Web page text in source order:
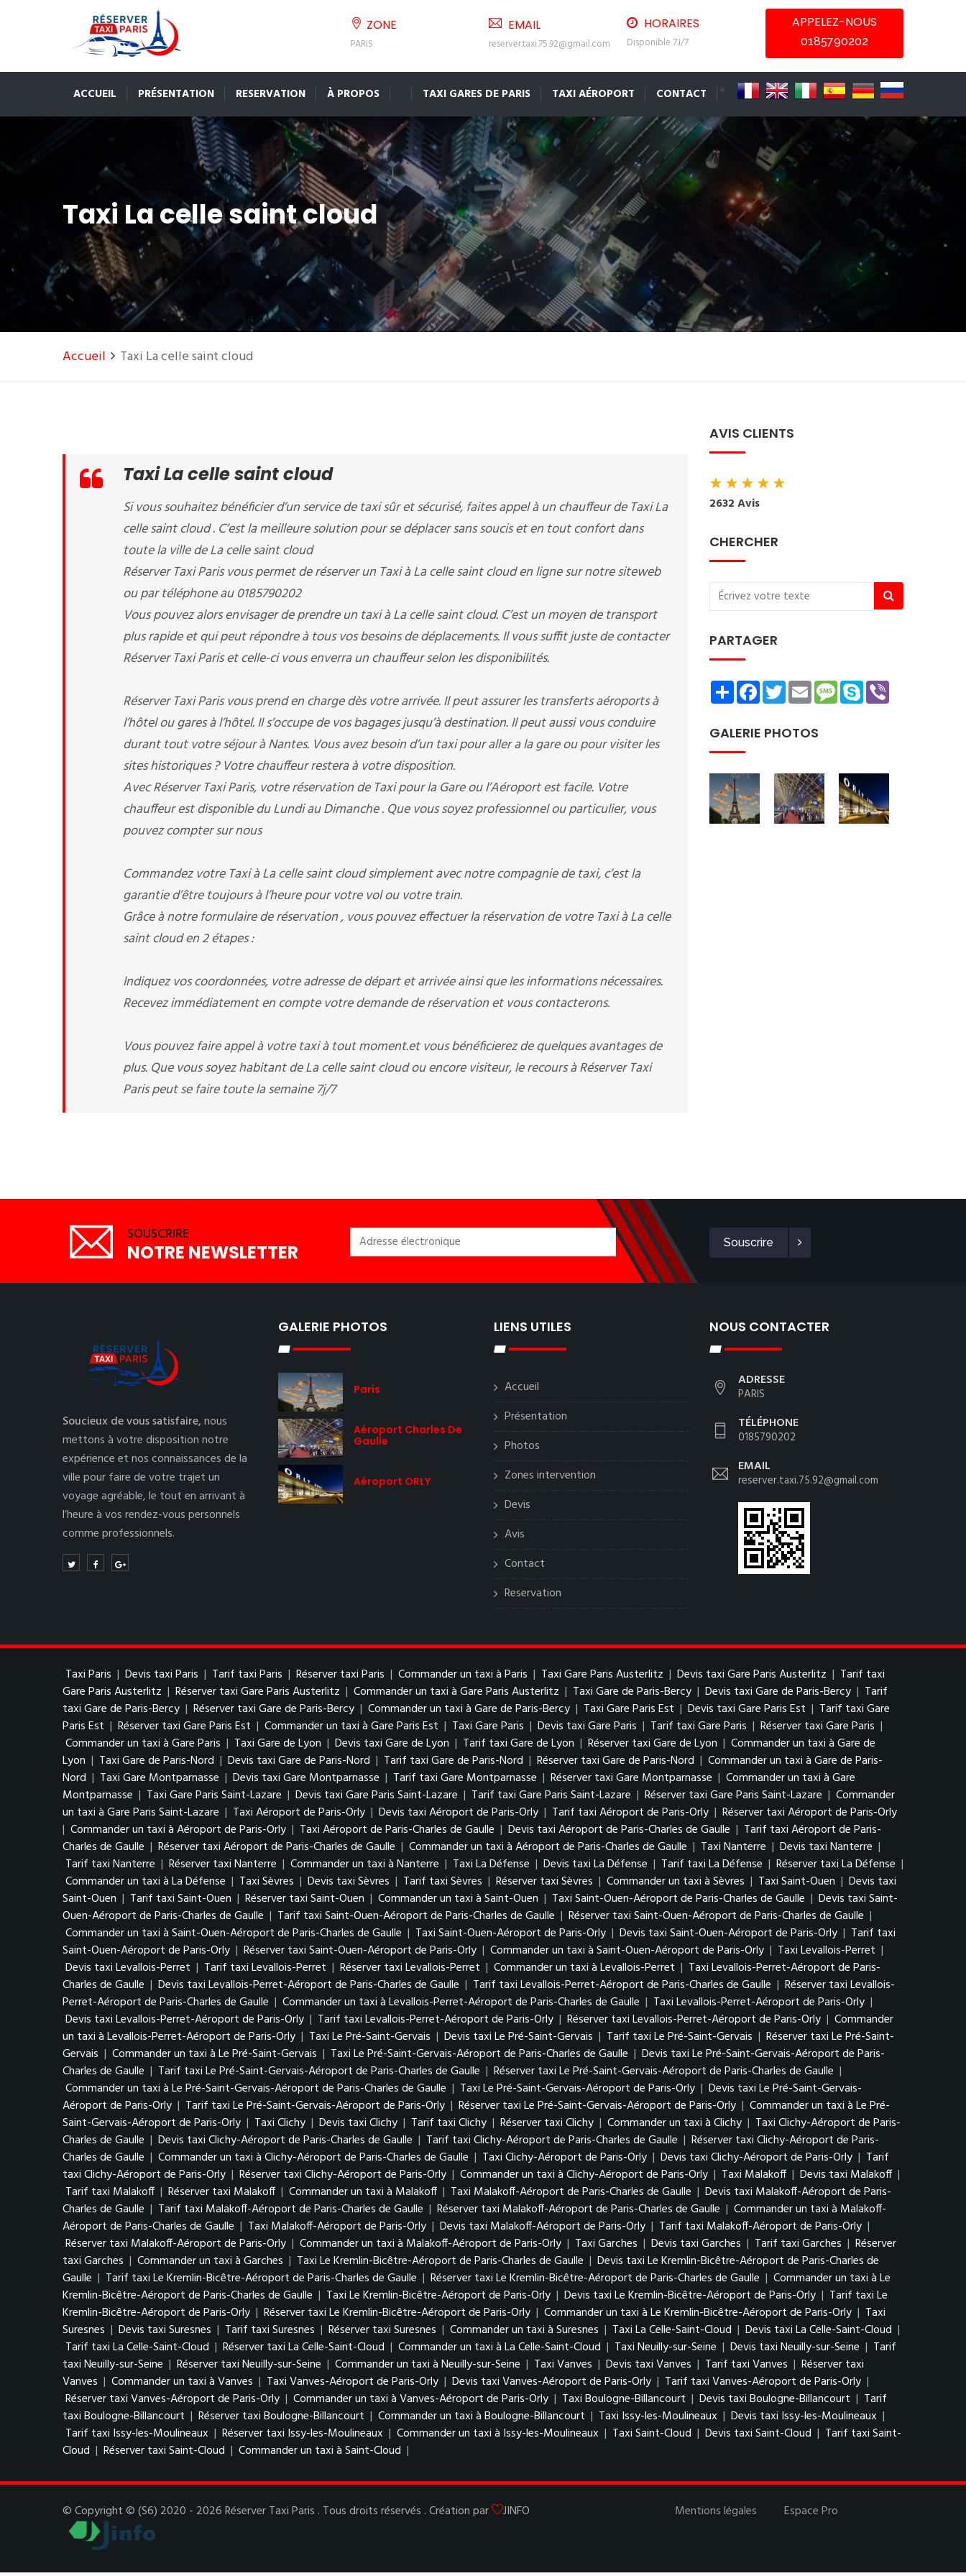
ZONE
PARIS
EMAIL
reserver.taxi.75.92@gmail.com
HORAIRES
Disponible 7J/7
APPELEZ-NOUS
0185790202
ACCUEIL PRÉSENTATION RESERVATION À PROPOS TAXI GARES DE PARIS TAXI AÉROPORT CONTACT
Taxi La celle saint cloud
Accueil Taxi La celle saint cloud
Taxi La celle saint cloud
Si vous souhaitez bénéficier d’un service de taxi sûr et sécurisé, faites appel à un chauffeur de Taxi La
celle saint cloud . C’est la meilleure solution pour se déplacer sans soucis et en tout confort dans
toute la ville de La celle saint cloud
Réserver Taxi Paris vous permet de réserver un Taxi à La celle saint cloud en ligne sur notre siteweb
ou par téléphone au 0185790202
Vous pouvez alors envisager de prendre un taxi à La celle saint cloud. C’est un moyen de transport
plus rapide et qui peut répondre à tous vos besoins de déplacements. Il vous suffit juste de contacter
Réserver Taxi Paris et celle-ci vous enverra un chauffeur selon les disponibilités.
Réserver Taxi Paris vous prend en charge dès votre arrivée. Il peut assurer les transferts aéroports à
l’hôtel ou gares à l’hôtel. Il s’occupe de vos bagages jusqu’à destination. Il peut aussi vous conduire
durant tout votre séjour à Nantes. Vous avez besoin d’un taxi pour aller a la gare ou pour visiter les
sites historiques ? Votre chauffeur restera à votre disposition.
Avec Réserver Taxi Paris, votre réservation de Taxi pour la Gare ou l’Aéroport est facile. Votre
chauffeur est disponible du Lundi au Dimanche . Que vous soyez professionnel ou particulier, vous
pouvez compter sur nous
Commandez votre Taxi à La celle saint cloud simplement avec notre compagnie de taxi, c’est la
garantie d’être toujours à l’heure pour votre vol ou votre train.
Grâce à notre formulaire de réservation , vous pouvez effectuer la réservation de votre Taxi à La celle
saint cloud en 2 étapes :
Indiquez vos coordonnées, votre adresse de départ et arrivée ainsi que les informations nécessaires.
Recevez immédiatement en compte votre demande de réservation et vous contacterons.
Vous pouvez faire appel à votre taxi à tout moment.et vous bénéficierez de quelques avantages de
plus. Que vous soyez habitant de La celle saint cloud ou encore visiteur, le recours à Réserver Taxi
Paris peut se faire toute la semaine 7j/7
AVIS CLIENTS
★★★★★
2632 Avis
CHERCHER
PARTAGER
ShareFacebookTwitterEmailMessage
Skype
GALERIE PHOTOS
SOUSCRIRE
NOTRE NEWSLETTER Souscrire
Soucieux de vous satisfaire,nous
mettons à votre disposition notre
expérience et nos connaissances de la
ville pour faire de votre trajet un
voyage agréable, le tout en arrivant à
l’heure à vos rendez-vous personnels
comme professionnels.
GALERIE PHOTOS
Paris
Aéroport Charles De
Gaulle
Aéroport ORLY
LIENS UTILES
Accueil
Présentation
Photos
Zones intervention
Devis
Avis
Contact
Reservation
NOUS CONTACTER
ADRESSE
PARIS
TÉLÉPHONE
0185790202
EMAIL
reserver.taxi.75.92@gmail.com
Taxi Paris | Devis taxi Paris | Tarif taxi Paris | Réserver taxi Paris | Commander un taxi à Paris | Taxi Gare Paris Austerlitz | Devis taxi Gare Paris Austerlitz | Tarif taxi
Gare Paris Austerlitz | Réserver taxi Gare Paris Austerlitz | Commander un taxi à Gare Paris Austerlitz | Taxi Gare de Paris-Bercy | Devis taxi Gare de Paris-Bercy | Tarif
taxi Gare de Paris-Bercy | Réserver taxi Gare de Paris-Bercy | Commander un taxi à Gare de Paris-Bercy | Taxi Gare Paris Est | Devis taxi Gare Paris Est | Tarif taxi Gare
Paris Est | Réserver taxi Gare Paris Est | Commander un taxi à Gare Paris Est | Taxi Gare Paris | Devis taxi Gare Paris | Tarif taxi Gare Paris | Réserver taxi Gare Paris |
Commander un taxi à Gare Paris | Taxi Gare de Lyon | Devis taxi Gare de Lyon | Tarif taxi Gare de Lyon | Réserver taxi Gare de Lyon | Commander un taxi à Gare de
Lyon | Taxi Gare de Paris-Nord | Devis taxi Gare de Paris-Nord | Tarif taxi Gare de Paris-Nord | Réserver taxi Gare de Paris-Nord | Commander un taxi à Gare de Paris-
Nord | Taxi Gare Montparnasse | Devis taxi Gare Montparnasse | Tarif taxi Gare Montparnasse | Réserver taxi Gare Montparnasse | Commander un taxi à Gare
Montparnasse | Taxi Gare Paris Saint-Lazare | Devis taxi Gare Paris Saint-Lazare | Tarif taxi Gare Paris Saint-Lazare | Réserver taxi Gare Paris Saint-Lazare | Commander
un taxi à Gare Paris Saint-Lazare | Taxi Aéroport de Paris-Orly | Devis taxi Aéroport de Paris-Orly | Tarif taxi Aéroport de Paris-Orly | Réserver taxi Aéroport de Paris-Orly
| Commander un taxi à Aéroport de Paris-Orly | Taxi Aéroport de Paris-Charles de Gaulle | Devis taxi Aéroport de Paris-Charles de Gaulle | Tarif taxi Aéroport de Paris-
Charles de Gaulle | Réserver taxi Aéroport de Paris-Charles de Gaulle | Commander un taxi à Aéroport de Paris-Charles de Gaulle | Taxi Nanterre | Devis taxi Nanterre |
Tarif taxi Nanterre | Réserver taxi Nanterre | Commander un taxi à Nanterre | Taxi La Défense | Devis taxi La Défense | Tarif taxi La Défense | Réserver taxi La Défense |
Commander un taxi à La Défense | Taxi Sèvres | Devis taxi Sèvres | Tarif taxi Sèvres | Réserver taxi Sèvres | Commander un taxi à Sèvres | Taxi Saint-Ouen | Devis taxi
Saint-Ouen | Tarif taxi Saint-Ouen | Réserver taxi Saint-Ouen | Commander un taxi à Saint-Ouen | Taxi Saint-Ouen-Aéroport de Paris-Charles de Gaulle | Devis taxi Saint-
Ouen-Aéroport de Paris-Charles de Gaulle | Tarif taxi Saint-Ouen-Aéroport de Paris-Charles de Gaulle | Réserver taxi Saint-Ouen-Aéroport de Paris-Charles de Gaulle |
Commander un taxi à Saint-Ouen-Aéroport de Paris-Charles de Gaulle | Taxi Saint-Ouen-Aéroport de Paris-Orly | Devis taxi Saint-Ouen-Aéroport de Paris-Orly | Tarif taxi
Saint-Ouen-Aéroport de Paris-Orly | Réserver taxi Saint-Ouen-Aéroport de Paris-Orly | Commander un taxi à Saint-Ouen-Aéroport de Paris-Orly | Taxi Levallois-Perret |
Devis taxi Levallois-Perret | Tarif taxi Levallois-Perret | Réserver taxi Levallois-Perret | Commander un taxi à Levallois-Perret | Taxi Levallois-Perret-Aéroport de Paris-
Charles de Gaulle | Devis taxi Levallois-Perret-Aéroport de Paris-Charles de Gaulle | Tarif taxi Levallois-Perret-Aéroport de Paris-Charles de Gaulle | Réserver taxi Levallois-
Perret-Aéroport de Paris-Charles de Gaulle | Commander un taxi à Levallois-Perret-Aéroport de Paris-Charles de Gaulle | Taxi Levallois-Perret-Aéroport de Paris-Orly |
Devis taxi Levallois-Perret-Aéroport de Paris-Orly | Tarif taxi Levallois-Perret-Aéroport de Paris-Orly | Réserver taxi Levallois-Perret-Aéroport de Paris-Orly | Commander
un taxi à Levallois-Perret-Aéroport de Paris-Orly | Taxi Le Pré-Saint-Gervais | Devis taxi Le Pré-Saint-Gervais | Tarif taxi Le Pré-Saint-Gervais | Réserver taxi Le Pré-Saint-
Gervais | Commander un taxi à Le Pré-Saint-Gervais | Taxi Le Pré-Saint-Gervais-Aéroport de Paris-Charles de Gaulle | Devis taxi Le Pré-Saint-Gervais-Aéroport de Paris-
Charles de Gaulle | Tarif taxi Le Pré-Saint-Gervais-Aéroport de Paris-Charles de Gaulle | Réserver taxi Le Pré-Saint-Gervais-Aéroport de Paris-Charles de Gaulle |
Commander un taxi à Le Pré-Saint-Gervais-Aéroport de Paris-Charles de Gaulle | Taxi Le Pré-Saint-Gervais-Aéroport de Paris-Orly | Devis taxi Le Pré-Saint-Gervais-
Aéroport de Paris-Orly | Tarif taxi Le Pré-Saint-Gervais-Aéroport de Paris-Orly | Réserver taxi Le Pré-Saint-Gervais-Aéroport de Paris-Orly | Commander un taxi à Le Pré-
Saint-Gervais-Aéroport de Paris-Orly | Taxi Clichy | Devis taxi Clichy | Tarif taxi Clichy | Réserver taxi Clichy | Commander un taxi à Clichy | Taxi Clichy-Aéroport de Paris-
Charles de Gaulle | Devis taxi Clichy-Aéroport de Paris-Charles de Gaulle | Tarif taxi Clichy-Aéroport de Paris-Charles de Gaulle | Réserver taxi Clichy-Aéroport de Paris-
Charles de Gaulle | Commander un taxi à Clichy-Aéroport de Paris-Charles de Gaulle | Taxi Clichy-Aéroport de Paris-Orly | Devis taxi Clichy-Aéroport de Paris-Orly | Tarif
taxi Clichy-Aéroport de Paris-Orly | Réserver taxi Clichy-Aéroport de Paris-Orly | Commander un taxi à Clichy-Aéroport de Paris-Orly | Taxi Malakoff | Devis taxi Malakoff |
Tarif taxi Malakoff | Réserver taxi Malakoff | Commander un taxi à Malakoff | Taxi Malakoff-Aéroport de Paris-Charles de Gaulle | Devis taxi Malakoff-Aéroport de Paris-
Charles de Gaulle | Tarif taxi Malakoff-Aéroport de Paris-Charles de Gaulle | Réserver taxi Malakoff-Aéroport de Paris-Charles de Gaulle | Commander un taxi à Malakoff-
Aéroport de Paris-Charles de Gaulle | Taxi Malakoff-Aéroport de Paris-Orly | Devis taxi Malakoff-Aéroport de Paris-Orly | Tarif taxi Malakoff-Aéroport de Paris-Orly |
Réserver taxi Malakoff-Aéroport de Paris-Orly | Commander un taxi à Malakoff-Aéroport de Paris-Orly | Taxi Garches | Devis taxi Garches | Tarif taxi Garches | Réserver
taxi Garches | Commander un taxi à Garches | Taxi Le Kremlin-Bicêtre-Aéroport de Paris-Charles de Gaulle | Devis taxi Le Kremlin-Bicêtre-Aéroport de Paris-Charles de
Gaulle | Tarif taxi Le Kremlin-Bicêtre-Aéroport de Paris-Charles de Gaulle | Réserver taxi Le Kremlin-Bicêtre-Aéroport de Paris-Charles de Gaulle | Commander un taxi à Le
Kremlin-Bicêtre-Aéroport de Paris-Charles de Gaulle | Taxi Le Kremlin-Bicêtre-Aéroport de Paris-Orly | Devis taxi Le Kremlin-Bicêtre-Aéroport de Paris-Orly | Tarif taxi Le
Kremlin-Bicêtre-Aéroport de Paris-Orly | Réserver taxi Le Kremlin-Bicêtre-Aéroport de Paris-Orly | Commander un taxi à Le Kremlin-Bicêtre-Aéroport de Paris-Orly | Taxi
Suresnes | Devis taxi Suresnes | Tarif taxi Suresnes | Réserver taxi Suresnes | Commander un taxi à Suresnes | Taxi La Celle-Saint-Cloud | Devis taxi La Celle-Saint-Cloud |
Tarif taxi La Celle-Saint-Cloud | Réserver taxi La Celle-Saint-Cloud | Commander un taxi à La Celle-Saint-Cloud | Taxi Neuilly-sur-Seine | Devis taxi Neuilly-sur-Seine | Tarif
taxi Neuilly-sur-Seine | Réserver taxi Neuilly-sur-Seine | Commander un taxi à Neuilly-sur-Seine | Taxi Vanves | Devis taxi Vanves | Tarif taxi Vanves | Réserver taxi
Vanves | Commander un taxi à Vanves | Taxi Vanves-Aéroport de Paris-Orly | Devis taxi Vanves-Aéroport de Paris-Orly | Tarif taxi Vanves-Aéroport de Paris-Orly |
Réserver taxi Vanves-Aéroport de Paris-Orly | Commander un taxi à Vanves-Aéroport de Paris-Orly | Taxi Boulogne-Billancourt | Devis taxi Boulogne-Billancourt | Tarif
taxi Boulogne-Billancourt | Réserver taxi Boulogne-Billancourt | Commander un taxi à Boulogne-Billancourt | Taxi Issy-les-Moulineaux | Devis taxi Issy-les-Moulineaux |
Tarif taxi Issy-les-Moulineaux | Réserver taxi Issy-les-Moulineaux | Commander un taxi à Issy-les-Moulineaux | Taxi Saint-Cloud | Devis taxi Saint-Cloud | Tarif taxi Saint-
Cloud | Réserver taxi Saint-Cloud | Commander un taxi à Saint-Cloud |
© Copyright © (S6) 2020 - 2026 Réserver Taxi Paris . Tous droits réservés . Création par JINFO Mentions légales Espace Pro